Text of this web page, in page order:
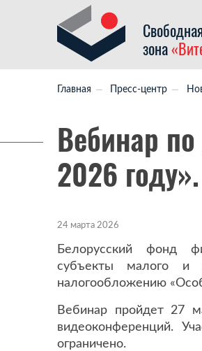
зона
Главная Пресс-центр
Вебинар
2026 году».
24 марта 2026
Белорусский фонд
субъекты малого и
налогообложению
Вебинар пройдет 27
видеоконференций.
ограничено.